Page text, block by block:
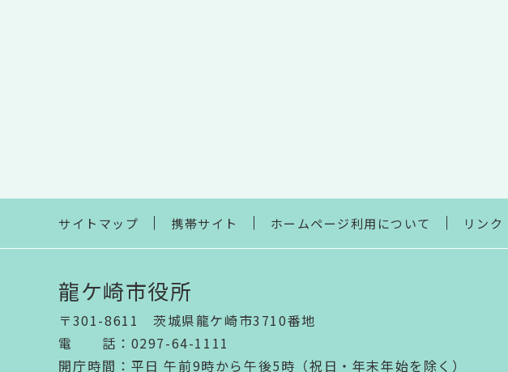
サイトマップ 携帯サイト ホームページ利用について リン
龍ケ崎市役所
〒301-8611 茨城県龍ケ崎市3710番地
電話 ： 0297-64-1111
開庁時間 ： 平日 午前9時から午後5時（祝日・年末年始を除く）